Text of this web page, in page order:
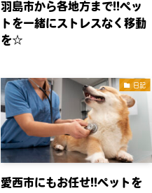
羽島市から各地方まで!!ペッ
トを一緒にストレスなく移動
を☆
日記
愛西市にもお任せ!!ペットを